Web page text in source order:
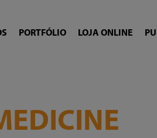
PORTFÓLIO LOJA ONLINE